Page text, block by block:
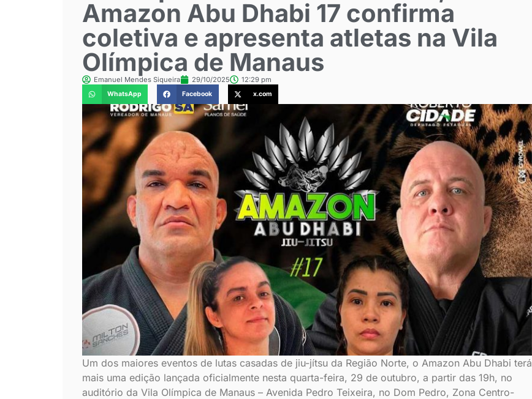
Amazon Abu Dhabi 17 confirma
coletiva e apresenta atletas na Vila
Olímpica de Manaus
Emanuel Mendes Siqueira 29/10/2025 12:29 pm
WhatsApp Facebook x.com
Um dos maiores eventos de lutas casadas de jiu-jítsu da Região Norte, o Amazon Abu Dhabi terá
mais uma edição lançada oficialmente nesta quarta-feira, 29 de outubro, a partir das 19h, no
auditório da Vila Olímpica de Manaus – Avenida Pedro Teixeira, no Dom Pedro, Zona Centro-